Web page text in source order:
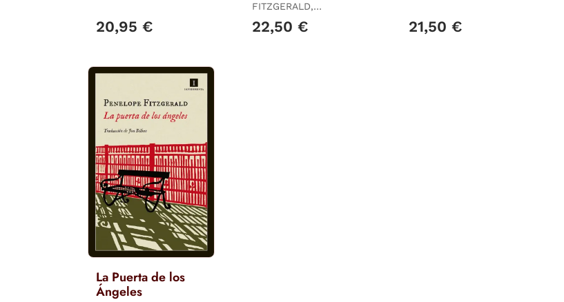
20,95 €
FITZGERALD,
PENELOPE
22,50 € 21,50 €
La Puerta de los
Ángeles